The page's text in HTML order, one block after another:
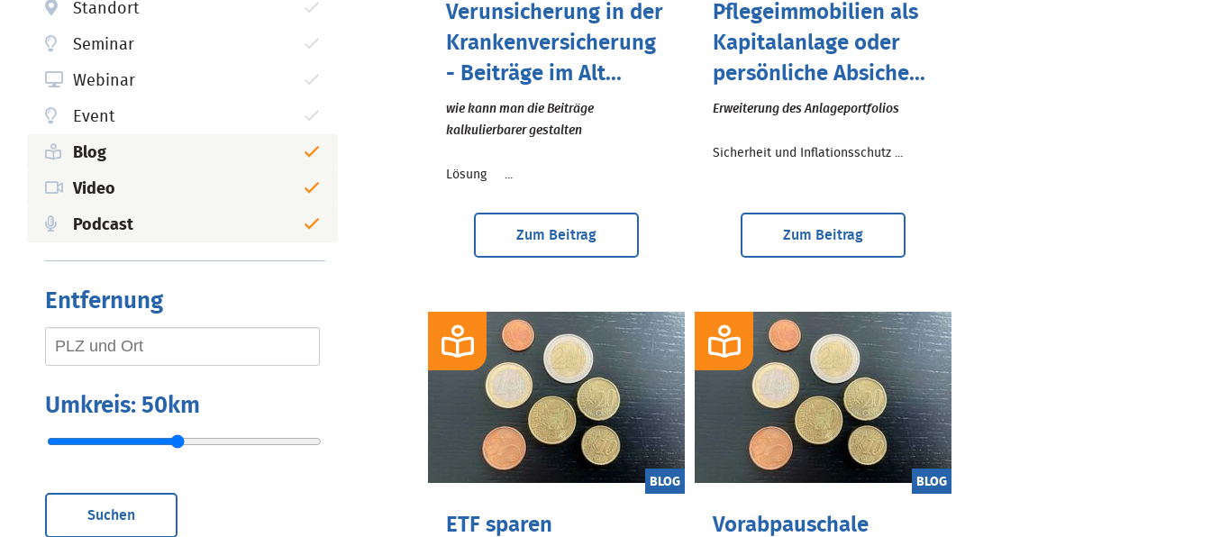
Standort
Seminar
Webinar
Event
Blog
Video
Podcast
Entfernung
Umkreis: 50km
Suchen
Verunsicherung in der
Krankenversicherung
- Beiträge im Alt...
wie kann man die Beiträge
kalkulierbarer gestalten
Lösung ...
Zum Beitrag
Pflegeimmobilien als
Kapitalanlage oder
persönliche Absiche...
Erweiterung des Anlageportfolios
Sicherheit und Inflationsschutz ...
Zum Beitrag
BLOG
ETF sparen
BLOG
Vorabpauschale